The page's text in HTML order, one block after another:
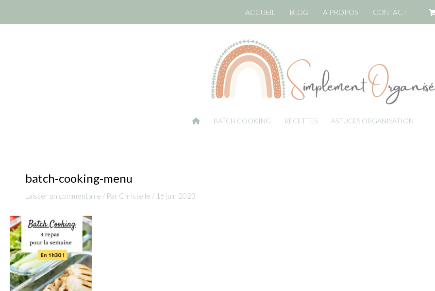
ACCUEIL BLOG A PROPOS CONTACT
BATCH COOKING RECETTES ASTUCES ORGANISATION
batch-cooking-menu
Laisser un commentaire / Par Christelle / 16 juin 2023